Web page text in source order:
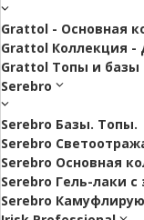
Grattol - Oснoвнaя
Grattol Коллекция -
Grattol Топы и базы
Serebro
Serebro Базы. Топы.
Serebro
Serebro Основная
Serebro Гель-лаки
Serebro